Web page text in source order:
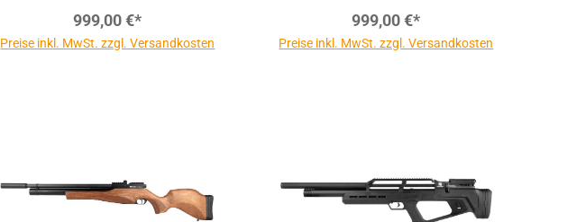
999,00 €*
Preise inkl. MwSt. zzgl. Versandkosten
999,00 €*
Preise inkl. MwSt. zzgl. Versandkosten